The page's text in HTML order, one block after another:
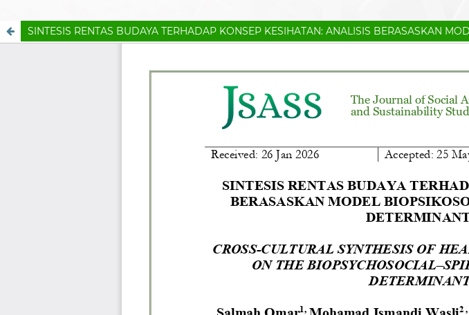
SINTESIS RENTAS BUDAYA TERHADAP KONSEP KESIHATAN: ANALISIS BERASASKAN